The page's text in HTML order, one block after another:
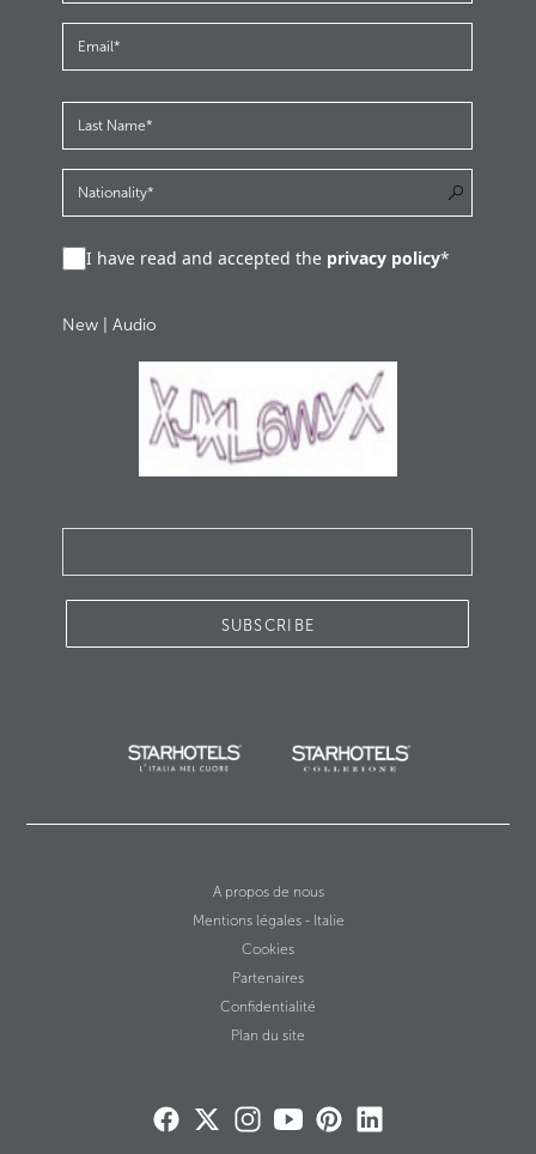
I have read and accepted the privacy policy*
New |Audio
SUBSCRIBE
A propos de nous
Mentions légales - Italie
Cookies
Partenaires
Confidentialité
Plan du site